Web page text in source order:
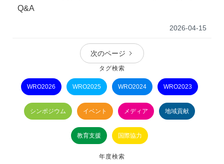
Q&A
2026-04-15
次のページ
タグ検索
WRO2026 WRO2025 WRO2024 WRO2023
シンポジウム イベント メディア 地域貢献
教育支援 国際協力
年度検索